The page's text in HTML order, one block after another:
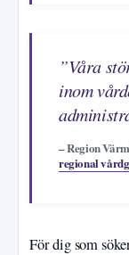
”Våra
inom
– Region
regional
För dig som